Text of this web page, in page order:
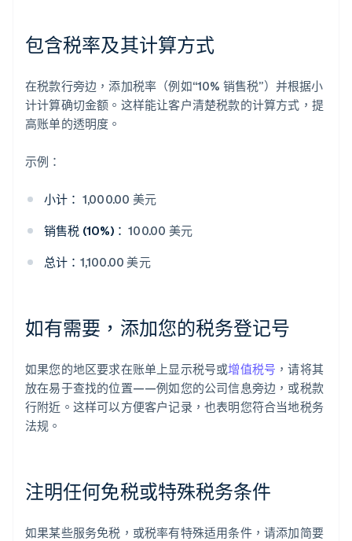
包含税率及其计算方式
在税款行旁边，添加税率（例如“10% 销售税”）并根据小
计计算确切金额。这样能让客户清楚税款的计算方式，提
高账单的透明度。
示例：
小计： 1,000.00 美元
销售税 (10%)： 100.00 美元
总计： 1,100.00 美元
如有需要，添加您的税务登记号
如果您的地区要求在账单上显示税号或增值税号 ，请将其
放在易于查找的位置——例如您的公司信息旁边，或税款
行附近。这样可以方便客户记录，也表明您符合当地税务
法规。
注明任何免税或特殊税务条件
如果某些服务免税，或税率有特殊适用条件，请添加简要